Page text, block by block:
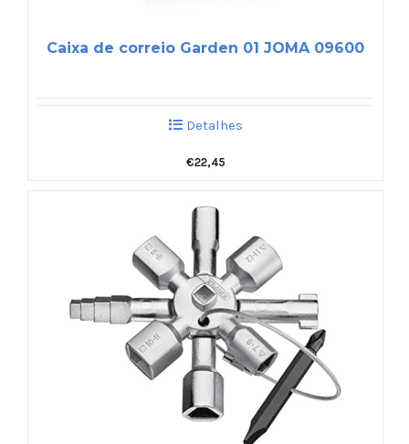
Caixa de correio Garden 01 JOMA 09600
Detalhes
€22,45